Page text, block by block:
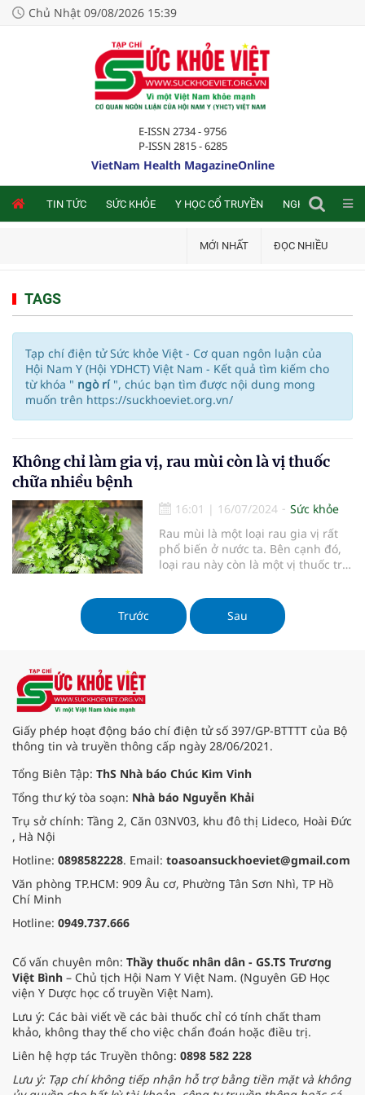
Chủ Nhật 09/08/2026 15:39
E-ISSN 2734 - 9756
P-ISSN 2815 - 6285
VietNam Health MagazineOnline
TIN TỨC SỨC KHỎE Y HỌC CỔ TRUYỀN NGHIÊN CỨU
MỚI NHẤT ĐỌC NHIỀU
TAGS
Tạp chí điện tử Sức khỏe Việt - Cơ quan ngôn luận của
Hội Nam Y (Hội YDHCT) Việt Nam - Kết quả tìm kiếm cho
từ khóa " ngò rí ", chúc bạn tìm được nội dung mong
muốn trên https://suckhoeviet.org.vn/
Không chỉ làm gia vị, rau mùi còn là vị thuốc
chữa nhiều bệnh
16:01 | 16/07/2024
Sức khỏe
Rau mùi là một loại rau gia vị rất
phổ biến ở nước ta. Bên cạnh đó,
loại rau này còn là một vị thuốc trị
Trước Sau
Giấy phép hoạt động báo chí điện tử số 397/GP-BTTTT của Bộ
thông tin và truyền thông cấp ngày 28/06/2021.
Tổng Biên Tập: ThS Nhà báo Chúc Kim Vinh
Tổng thư ký tòa soạn: Nhà báo Nguyễn Khải
Trụ sở chính: Tầng 2, Căn 03NV03, khu đô thị Lideco, Hoài Đức
, Hà Nội
Hotline: 0898582228. Email: toasoansuckhoeviet@gmail.com
Văn phòng TP.HCM: 909 Âu cơ, Phường Tân Sơn Nhì, TP Hồ
Chí Minh
Hotline: 0949.737.666
Cố vấn chuyên môn: Thầy thuốc nhân dân - GS.TS Trương
Việt Bình – Chủ tịch Hội Nam Y Việt Nam. (Nguyên GĐ Học
viện Y Dược học cổ truyền Việt Nam).
Lưu ý: Các bài viết về các bài thuốc chỉ có tính chất tham
khảo, không thay thế cho việc chẩn đoán hoặc điều trị.
Liên hệ hợp tác Truyền thông: 0898 582 228
Lưu ý: Tạp chí không tiếp nhận hỗ trợ bằng tiền mặt và không